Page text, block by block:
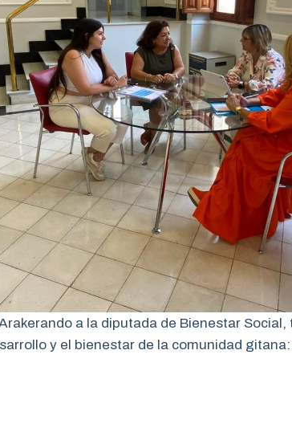
a la diputada de Bienestar
y el bienestar de la comunidad